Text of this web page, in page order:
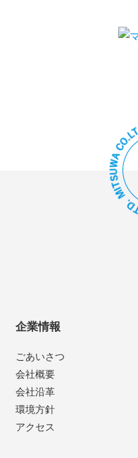
企業情報
ごあいさつ
会社概要
会社沿革
環境方針
アクセス